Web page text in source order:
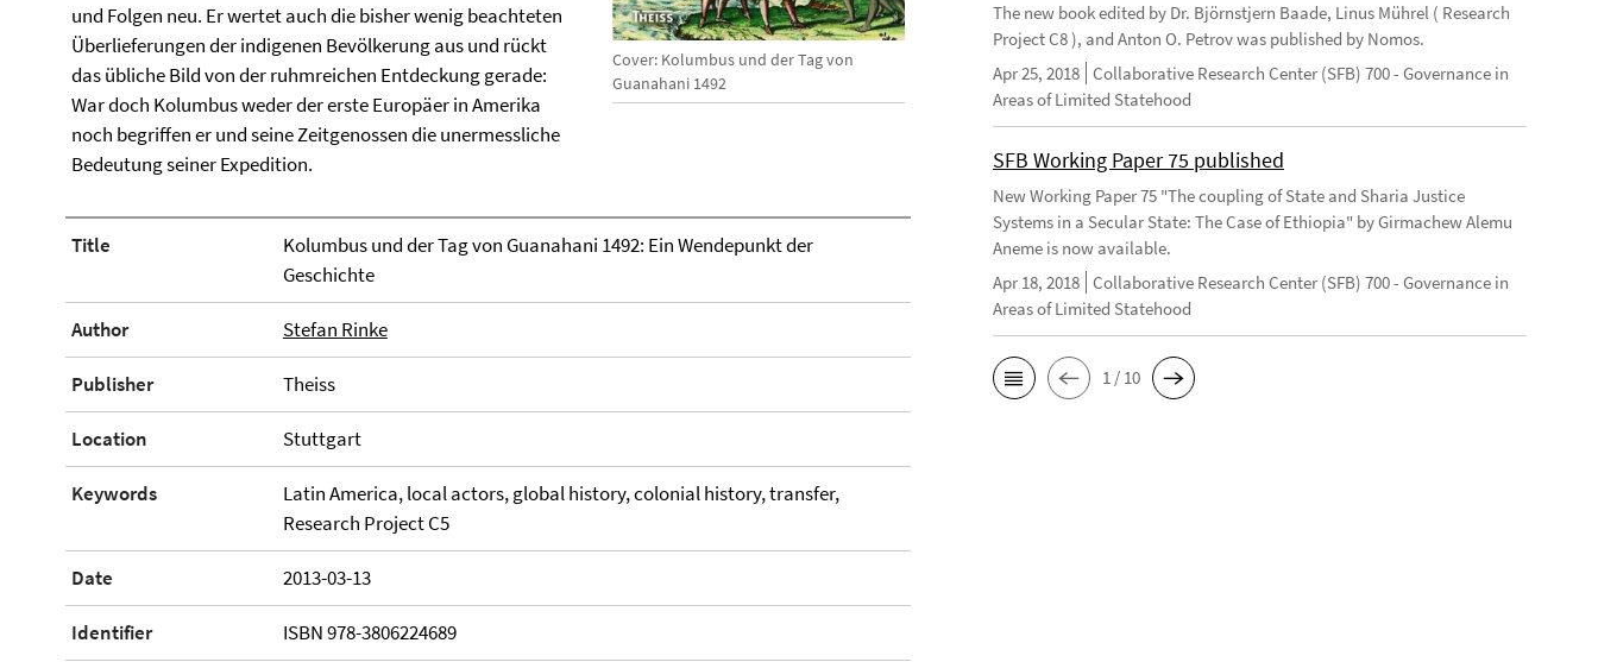
Cover: Kolumbus und der Tag von
Guanahani 1492
und Folgen neu. Er wertet auch die bisher wenig beachteten
Überlieferungen der indigenen Bevölkerung aus und rückt
das übliche Bild von der ruhmreichen Entdeckung gerade:
War doch Kolumbus weder der erste Europäer in Amerika
noch begriffen er und seine Zeitgenossen die unermessliche
Bedeutung seiner Expedition.
Title
Kolumbus und der Tag von Guanahani 1492: Ein Wendepunkt der
Geschichte
Author Stefan Rinke
Publisher Theiss
Location Stuttgart
Keywords
Latin America, local actors, global history, colonial history, transfer,
Research Project C5
Date 2013-03-13
Identifier ISBN 978-3806224689
The new book edited by Dr. Björnstjern Baade, Linus Mührel ( Research
Project C8 ), and Anton O. Petrov was published by Nomos.
Apr 25, 2018 Collaborative Research Center (SFB) 700 - Governance in
Areas of Limited Statehood
SFB Working Paper 75 published
New Working Paper 75 "The coupling of State and Sharia Justice
Systems in a Secular State: The Case of Ethiopia" by Girmachew Alemu
Aneme is now available.
Apr 18, 2018 Collaborative Research Center (SFB) 700 - Governance in
Areas of Limited Statehood
1 / 10